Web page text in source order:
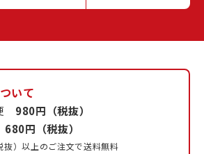
いて
980円（税抜）
680円（税抜）
抜）以上のご注文で送料無料